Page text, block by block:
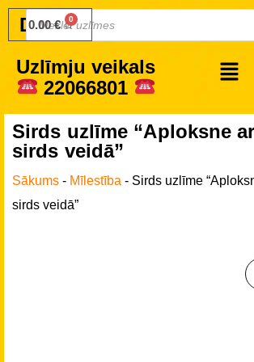
Druku.lv
0.00€
Uzlīmju veikals
22066801
Sirds uzlīme “Aploksne
sirds veidā”
Sākums - Mīlestība - Sirds uzlīme
sirds veidā”